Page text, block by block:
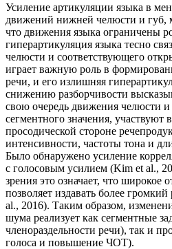
Усиление артикуляции языка в
движений нижней челюсти и губ,
что движения языка ограничены
гиперартикуляция языка тесно
челюсти и соответствующего
играет важную роль в
речи, и его излишняя
снижению разборчивости
свою очередь движения челюсти
сегментного значения, участвуют
просодической стороне
интенсивности, частоты тона и
Было обнаружено усиление
с голосовым усилием (Kim et al.,
зрения это означает, что широкое
позволяет издавать более
al., 2016). Таким образом,
шума реализует как сегментные
членораздельности речи), так и
голоса и повышение ЧОТ).